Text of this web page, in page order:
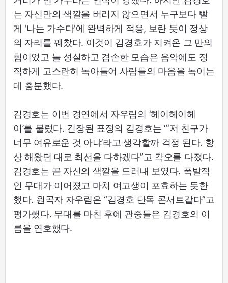
는 자신만의 색깔을 버리지 않으면서 누구보다 빨
게 '나는 가수다'에 완벽하게 적응, 보란 듯이 정상
의 자리를 꿰찼다. 이것이 김경호가 지켜온 그 만의
힘이었고 늘 성실하고 겸손한 모습은 음악에도 정
직하게 고스란히 녹아들어 사람들의 마음을 녹이는
데 충분했다.
김경호는 이번 경연에서 자우림의 ‘헤이헤이헤
이’를 불렀다. 긴장된 표정의 김경호는 “‘저 친구가
너무 여유로운 것 아냐’라고 생각할까 걱정 된다. 항
상 해왔던 대로 최선을 다하겠다”고 각오를 다졌다.
김경호는 곧 자신의 색깔을 드러내 보였다. 폭발적
인 무대가 이어졌고 마치 여고생이 포효하는 듯한
했다. 원곡자 자우림은 “김경호 단독 콘서트같다”고
평가했다. 무대를 마친 후에 관중들은 김경호의 이
름을 연호했다.